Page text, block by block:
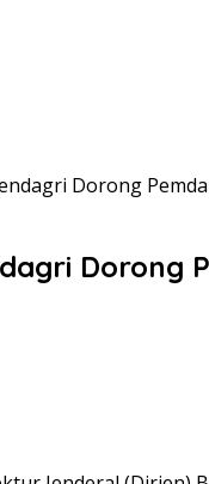
Dorong
Dorong